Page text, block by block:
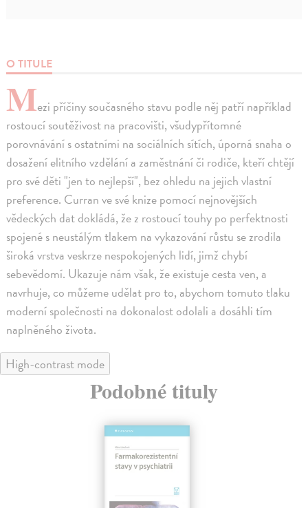
O TITULE
Mezi příčiny současného stavu podle něj patří například
rostoucí soutěživost na pracovišti, všudypřítomné
porovnávání s ostatními na sociálních sítích, úporná snaha o
dosažení elitního vzdělání a zaměstnání či rodiče, kteří chtějí
pro své děti "jen to nejlepší", bez ohledu na jejich vlastní
preference. Curran ve své knize pomocí nejnovějších
vědeckých dat dokládá, že z rostoucí touhy po perfektnosti
spojené s neustálým tlakem na vykazování růstu se zrodila
široká vrstva veskrze nespokojených lidí, jimž chybí
sebevědomí. Ukazuje nám však, že existuje cesta ven, a
navrhuje, co můžeme udělat pro to, abychom tomuto tlaku
moderní společnosti na dokonalost odolali a dosáhli tím
naplněného života.
High-contrast mode
Podobné tituly